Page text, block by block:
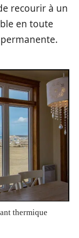
recourir à un
en toute
thermique